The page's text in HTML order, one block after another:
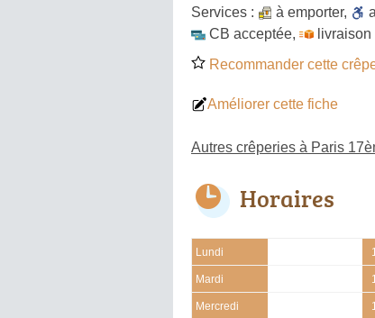
Services :
à emporter,
CB acceptée,
livraison
Recommander cette
Améliorer cette fiche
Autres crêperies à Paris
Horaires
Lundi
Mardi
Mercredi